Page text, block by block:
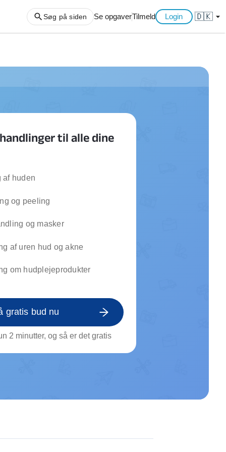
af køkken
af genstande
Søg på siden Se opgaverTilmeld Login 🇩🇰 arrow_drop_down
til alle dine
af huden
og peeling
og masker
af uren hud og akne
om hudplejeprodukter
gratis bud nu
2 minutter, og så er det gratis